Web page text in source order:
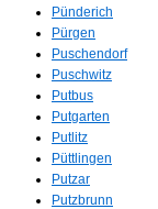
Pünderich
Pürgen
Puschendorf
Puschwitz
Putbus
Putgarten
Putlitz
Püttlingen
Putzar
Putzbrunn